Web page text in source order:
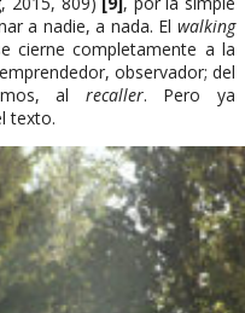
a nadie, a nada. El walking
cierne completamente a la
observador; del
al recaller. Pero ya
texto.